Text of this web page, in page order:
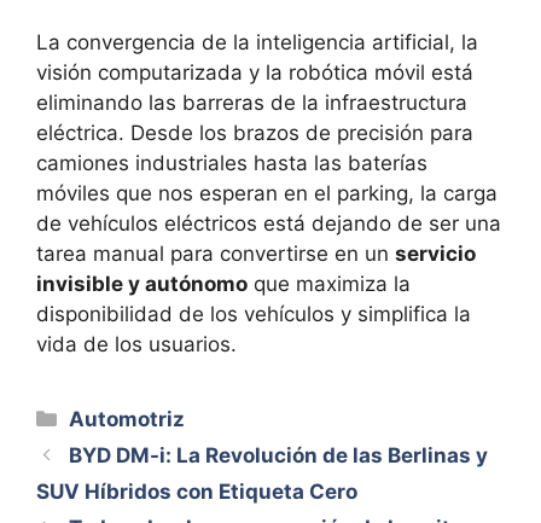
La convergencia de la inteligencia artificial, la
visión computarizada y la robótica móvil está
eliminando las barreras de la infraestructura
eléctrica. Desde los brazos de precisión para
camiones industriales hasta las baterías
móviles que nos esperan en el parking, la carga
de vehículos eléctricos está dejando de ser una
tarea manual para convertirse en un servicio
invisible y autónomo que maximiza la
disponibilidad de los vehículos y simplifica la
vida de los usuarios.
Categorías
Automotriz
BYD DM-i: La Revolución de las Berlinas y
SUV Híbridos con Etiqueta Cero